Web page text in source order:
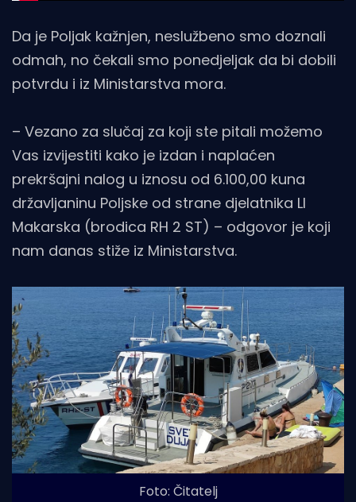
Da je Poljak kažnjen, neslužbeno smo doznali
odmah, no čekali smo ponedjeljak da bi dobili
potvrdu i iz Ministarstva mora.
– Vezano za slučaj za koji ste pitali možemo
Vas izvijestiti kako je izdan i naplaćen
prekršajni nalog u iznosu od 6.100,00 kuna
državljaninu Poljske od strane djelatnika LI
Makarska (brodica RH 2 ST) – odgovor je koji
nam danas stiže iz Ministarstva.
Foto: Čitatelj